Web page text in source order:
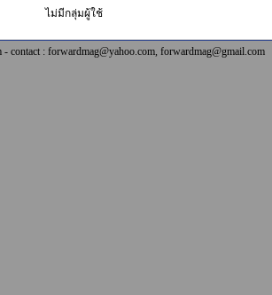
ไม่มีกลุ่มผู้ใช้
contact : forwardmag@yahoo.com, forwardmag@gmail.com